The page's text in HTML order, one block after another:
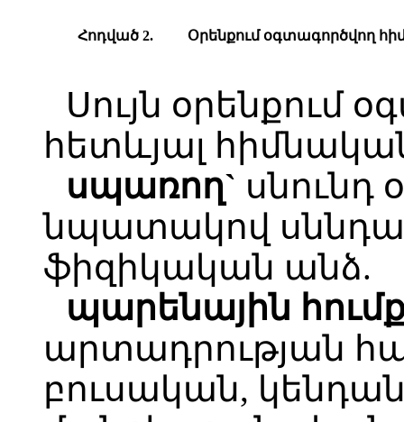
Հոդված 2. Օրենքում օգտագործվող հ
Սույն օրենքում
հետևյալ
սպառող` սնունդ
նպատակով
ֆիզիկական անձ.
պարենային
արտադրության
բուսական,